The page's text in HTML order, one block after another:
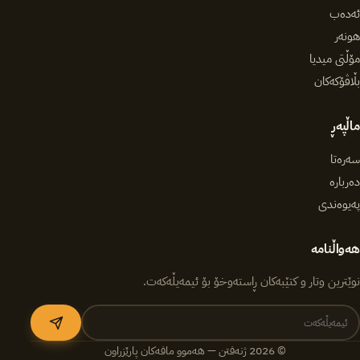
ئەدەب
هونەر
مۆڵتی میدیا
بڵاڤۆکەکان
ماڵپەڕ
سەرەتا
دەربارە
پەیوەندی
هەواڵنامە
نوێترین وتار و کتێبەکان ڕاستەوخۆ بۆ ئیمەیڵەکەت.
© 2026 ژنەفتن — هەموو مافەکان پارێزراون